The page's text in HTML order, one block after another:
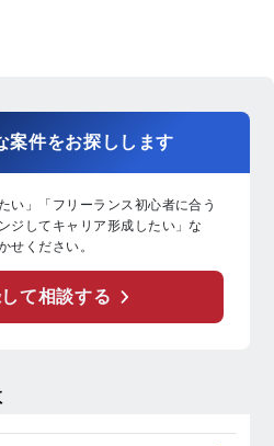
案件をお探し します
い」「フリーランス初心者に合う
ジしてキャリア形成したい」な
せください。
て相談する